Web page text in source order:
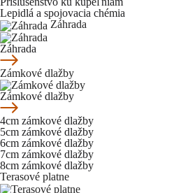
Lepidlá a spojovacia chémia
Záhrada
Záhrada
Zámkové dlažby
Zámkové dlažby
4cm zámkové dlažby
5cm zámkové dlažby
6cm zámkové dlažby
7cm zámkové dlažby
8cm zámkové dlažby
Terasové platne